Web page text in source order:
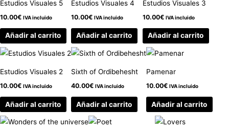
Estudios Visuales 5
10.00€ IVA incluido
Añadir al carrito
Estudios Visuales 4
10.00€ IVA incluido
Añadir al carrito
Estudios Visuales 3
10.00€ IVA incluido
Añadir al carrito
Estudios Visuales 2
10.00€ IVA incluido
Añadir al carrito
Sixth of Ordibehesht
40.00€ IVA incluido
Añadir al carrito
Pamenar
10.00€ IVA incluido
Añadir al carrito